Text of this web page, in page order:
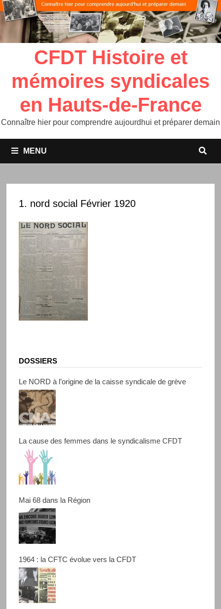
CFDT Histoire et
mémoires syndicales
en Hauts-de-France
Connaître hier pour comprendre aujourdhui et préparer demain
MENU
1. nord social Février 1920
DOSSIERS
Le NORD à l’origine de la caisse syndicale de grève
La cause des femmes dans le syndicalisme CFDT
Mai 68 dans la Région
1964 : la CFTC évolue vers la CFDT